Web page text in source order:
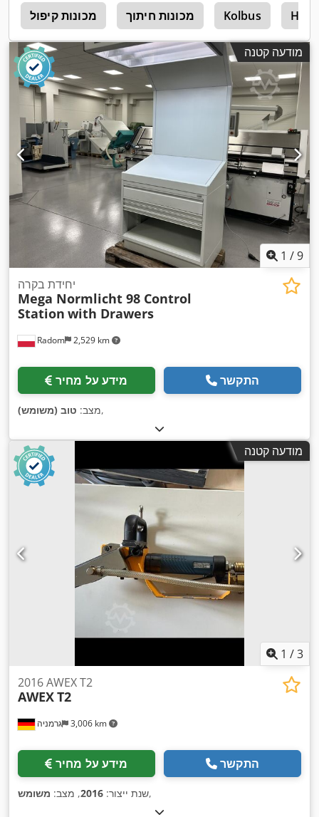
מכונות קיפול מכונות חיתוך Kolbus
מודעה קטנה
1 /9
Radom 2,529 km
יחידת בקרה
Mega Normlicht 98 Control
Station with Drawers
מידע על מחיר התקשר
מצב: טוב (משומש) ,
מודעה קטנה
1 /3
גרמניה 3,006 km
2016 AWEX T2
AWEXT2
מידע על מחיר התקשר
שנת ייצור: 2016, מצב: משומש ,